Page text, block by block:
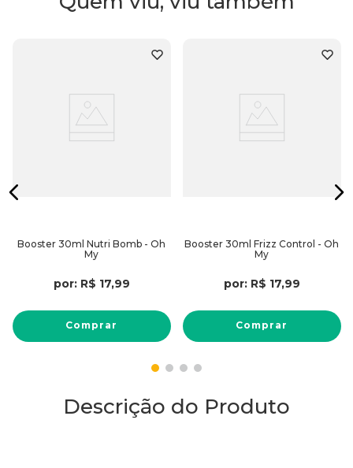
Booster 30ml Nutri Bomb - Oh
My
por: R$ 17,99
Comprar
Booster 30ml Frizz Control - Oh
My
por: R$ 17,99
Comprar
Descrição do Produto